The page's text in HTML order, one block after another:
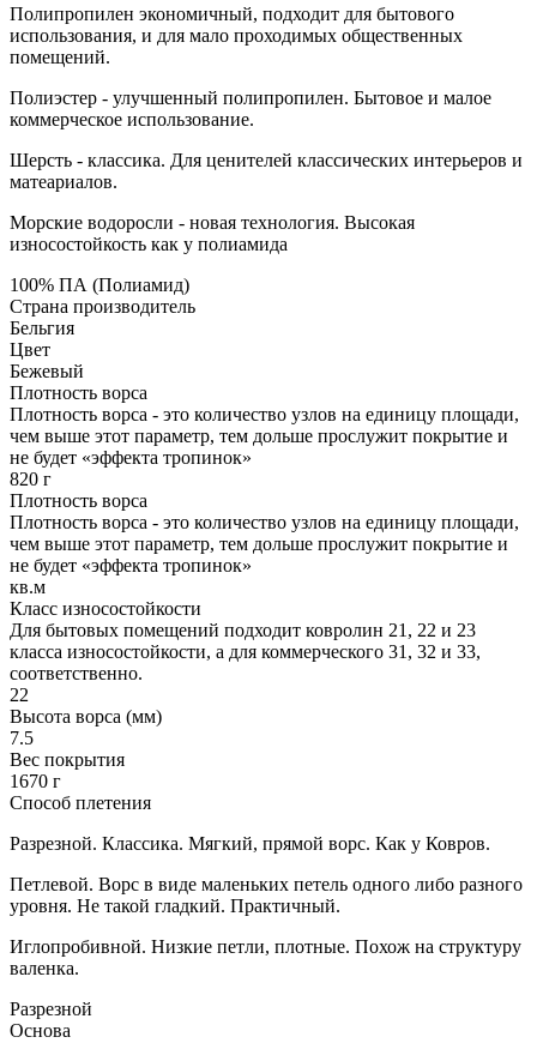
Полипропилен экономичный, подходит для бытового
использования, и для мало проходимых общественных
помещений.
Полиэстер - улучшенный полипропилен. Бытовое и малое
коммерческое использование.
Шерсть - классика. Для ценителей классических интерьеров и
матеариалов.
Морские водоросли - новая технология. Высокая
износостойкость как у полиамида
100% ПА (Полиамид)
Страна производитель
Бельгия
Цвет
Бежевый
Плотность ворса
Плотность ворса - это количество узлов на единицу площади,
чем выше этот параметр, тем дольше прослужит покрытие и
не будет «эффекта тропинок»
820 г
Плотность ворса
Плотность ворса - это количество узлов на единицу площади,
чем выше этот параметр, тем дольше прослужит покрытие и
не будет «эффекта тропинок»
кв.м
Класс износостойкости
Для бытовых помещений подходит ковролин 21, 22 и 23
класса износостойкости, а для коммерческого 31, 32 и 33,
соответственно.
22
Высота ворса (мм)
7.5
Вес покрытия
1670 г
Способ плетения
Разрезной. Классика. Мягкий, прямой ворс. Как у Ковров.
Петлевой. Ворс в виде маленьких петель одного либо разного
уровня. Не такой гладкий. Практичный.
Иглопробивной. Низкие петли, плотные. Похож на структуру
валенка.
Разрезной
Основа